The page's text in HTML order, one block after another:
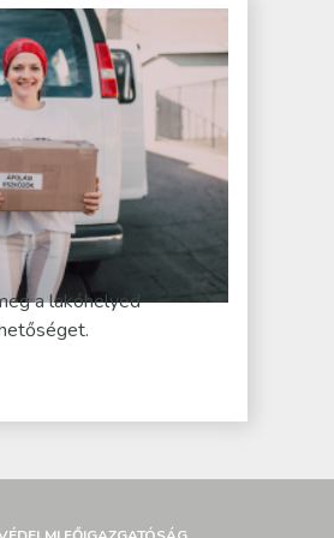
a lakóhelyed